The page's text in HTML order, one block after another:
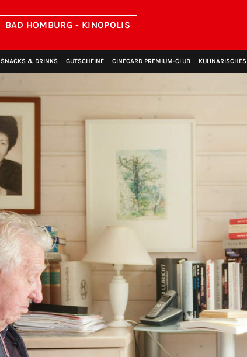
BAD HOMBURG - KINOPOLIS
SNACKS & DRINKS GUTSCHEINE CINECARD PREMIUM‑CLUB KULINARISCHES